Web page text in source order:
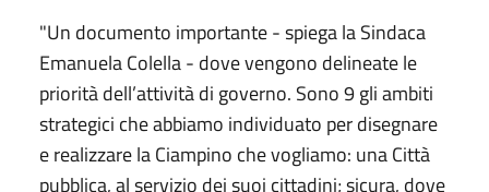
"Un documento importante - spiega la Sindaca
Emanuela Colella - dove vengono delineate le
priorità dell’attività di governo. Sono 9 gli ambiti
strategici che abbiamo individuato per disegnare
e realizzare la Ciampino che vogliamo: una Città
pubblica, al servizio dei suoi cittadini; sicura, dove